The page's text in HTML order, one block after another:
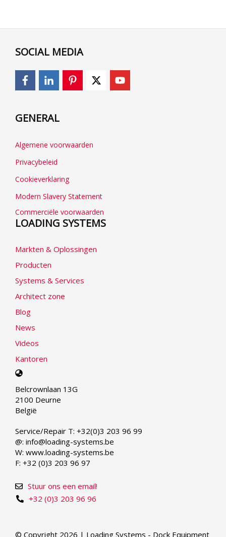
SOCIAL MEDIA
GENERAL
Algemene voorwaarden
Privacybeleid
Cookieverklaring
Modern Slavery Statement
Commerciële voorwaarden
LOADING SYSTEMS
Markten & Oplossingen
Producten
Systems & Services
Architect zone
Blog
News
Videos
Kantoren
Select
language
Belcrownlaan 13G
2100 Deurne
België
Service/Repair T: +32(0)3 203 96 99
@: info@loading-systems.be
W: www.loading-systems.be
F: +32 (0)3 203 96 97
+32 (0)3 203 96 96
Stuur ons een email!
© Copyright 2026 | Loading Systems - Dock Equipment